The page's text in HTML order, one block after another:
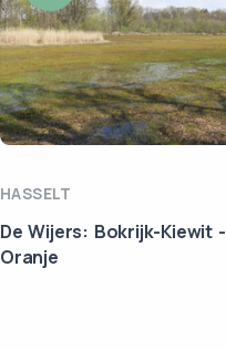
HASSELT
De Wijers: Bokrijk-Kiewit -
Oranje